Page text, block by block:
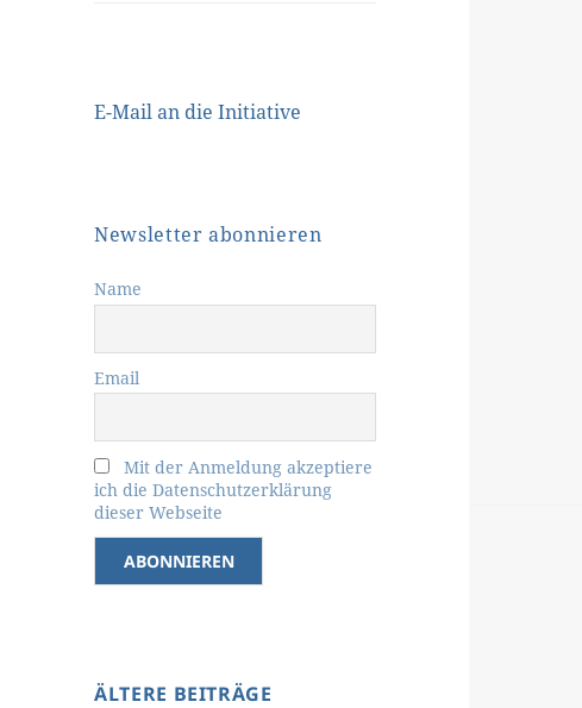
E-Mail an die Initiative
Newsletter abonnieren
Name
Email
Mit der Anmeldung akzeptiere
ich die Datenschutzerklärung
dieser Webseite
ÄLTERE BEITRÄGE